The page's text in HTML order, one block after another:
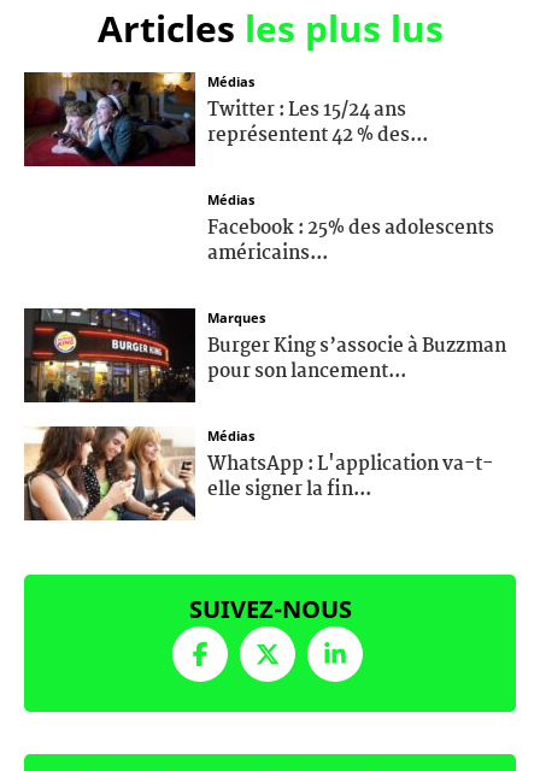
Articles les plus lus
Médias
Twitter : Les 15/24 ans
représentent 42 % des...
Médias
Facebook : 25% des adolescents
américains...
Marques
Burger King s’associe à Buzzman
pour son lancement...
Médias
WhatsApp : L'application va-t-
elle signer la fin...
SUIVEZ-NOUS